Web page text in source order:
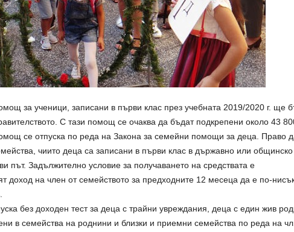
за ученици, записани в първи клас през учебната 2019/2020 г. ще
С тази помощ се очаква да бъдат подкрепени около 43
се отпуска по реда на Закона за семейни помощи за деца. Право
чиито деца са записани в първи клас в държавно или общинско
път. Задължително условие за получаването на средствата е
доход на член от семейството за предходните 12 месеца да е по-
без доходен тест за деца с трайни увреждания, деца с един жив
в семейства на роднини и близки и приемни семейства по реда на